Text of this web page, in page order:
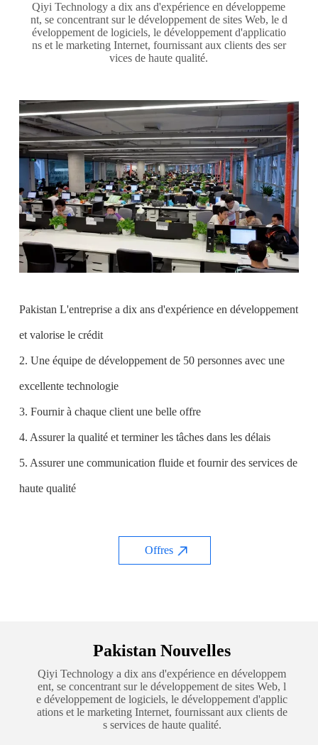
Qiyi Technology a dix ans d'expérience en développeme
nt, se concentrant sur le développement de sites Web, le d
éveloppement de logiciels, le développement d'applicatio
ns et le marketing Internet, fournissant aux clients des ser
vices de haute qualité.
Pakistan L'entreprise a dix ans d'expérience en développement
et valorise le crédit
2. Une équipe de développement de 50 personnes avec une
excellente technologie
3. Fournir à chaque client une belle offre
4. Assurer la qualité et terminer les tâches dans les délais
5. Assurer une communication fluide et fournir des services de
haute qualité
Offres
Pakistan Nouvelles
Qiyi Technology a dix ans d'expérience en développem
ent, se concentrant sur le développement de sites Web, l
e développement de logiciels, le développement d'applic
ations et le marketing Internet, fournissant aux clients de
s services de haute qualité.